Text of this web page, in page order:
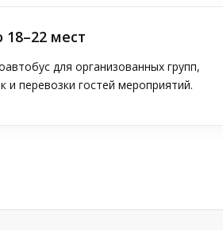
мест
для организованных групп,
и перевозки гостей мероприятий.